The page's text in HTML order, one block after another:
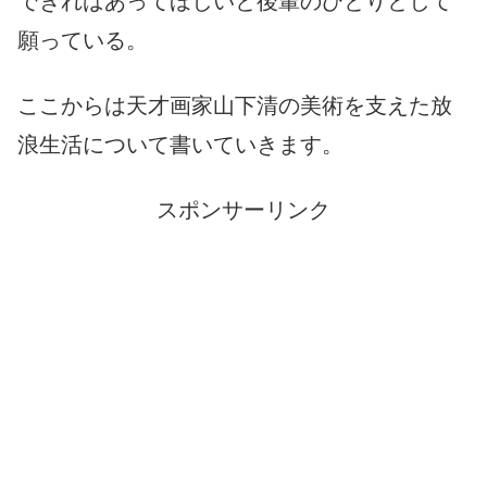
願っている。
ここからは天才画家山下清の美術を支えた放
浪生活について書いていきます。
スポンサーリンク